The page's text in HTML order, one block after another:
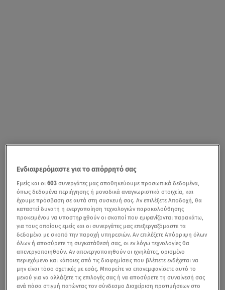
Ενδιαφερόμαστε για το απόρρητό σας
Εμείς και οι603 συνεργάτες μας αποθηκεύουμε προσωπικά δεδομένα,
όπως δεδομένα περιήγησης ή μοναδικά αναγνωριστικά στοιχεία, και
έχουμε πρόσβαση σε αυτά στη συσκευή σας. Αν επιλέξετε Αποδοχή, θα
καταστεί δυνατή η ενεργοποίηση τεχνολογιών παρακολούθησης
προκειμένου να υποστηριχθούν οι σκοποί που εμφανίζονται παρακάτω,
για τους οποίους εμείς και οι συνεργάτες μας επεξεργαζόμαστε τα
δεδομένα με σκοπό την παροχή υπηρεσιών. Αν επιλέξετε Απόρριψη όλων
όλων ή αποσύρετε τη συγκατάθεσή σας, οι εν λόγω τεχνολογίες θα
απενεργοποιηθούν. Αν απενεργοποιηθούν οι ιχνηλάτες, ορισμένο
περιεχόμενο και κάποιες από τις διαφημίσεις που βλέπετε ενδέχεται να
μην είναι τόσο σχετικές με εσάς. Μπορείτε να επανεμφανίσετε αυτό το
μενού για να αλλάξετε τις επιλογές σας ή να αποσύρετε τη συναίνεσή σας
ανά πάσα στιγμή πατώντας τον σύνδεσμο Διαχείριση προτιμήσεων στο